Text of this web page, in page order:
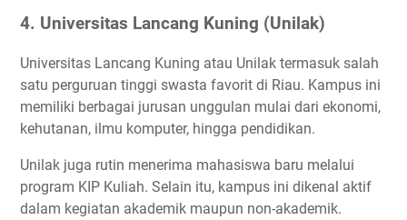
4. Universitas Lancang Kuning (Unilak)
Universitas Lancang Kuning atau Unilak termasuk salah
satu perguruan tinggi swasta favorit di Riau. Kampus ini
memiliki berbagai jurusan unggulan mulai dari ekonomi,
kehutanan, ilmu komputer, hingga pendidikan.
Unilak juga rutin menerima mahasiswa baru melalui
program KIP Kuliah. Selain itu, kampus ini dikenal aktif
dalam kegiatan akademik maupun non-akademik.